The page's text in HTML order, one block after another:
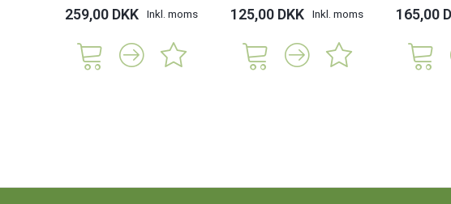
259,00 DKK Inkl. moms 125,00 DKK Inkl. moms 165,00